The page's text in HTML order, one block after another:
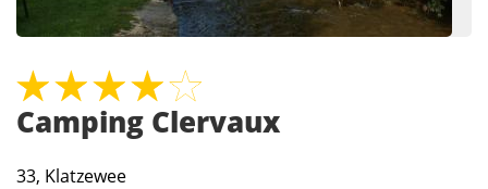
Camping Clervaux
33, Klatzewee